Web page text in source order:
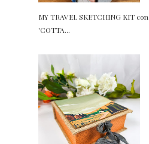
MY TRAVEL SKETCHING KIT con
'COTTA...